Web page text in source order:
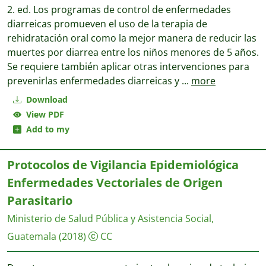
Download
View PDF
Add to my
2. ed. Los programas de control de enfermedades
diarreicas promueven el uso de la terapia de
rehidratación oral como la mejor manera de reducir las
muertes por diarrea entre los niños menores de 5 años.
Se requiere también aplicar otras intervenciones para
prevenirlas enfermedades diarreicas y ... more
Protocolos de Vigilancia Epidemiológica
Enfermedades Vectoriales de Origen
Parasitario
Ministerio de Salud Pública y Asistencia Social,
Guatemala (2018) CC